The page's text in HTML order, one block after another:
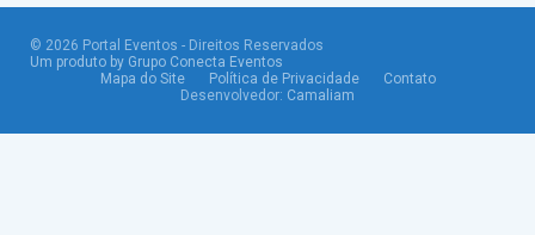
© 2026 Portal Eventos - Direitos Reservados
Um produto by Grupo Conecta Eventos
Mapa do Site
Política de Privacidade
Contato
Desenvolvedor: Camaliam